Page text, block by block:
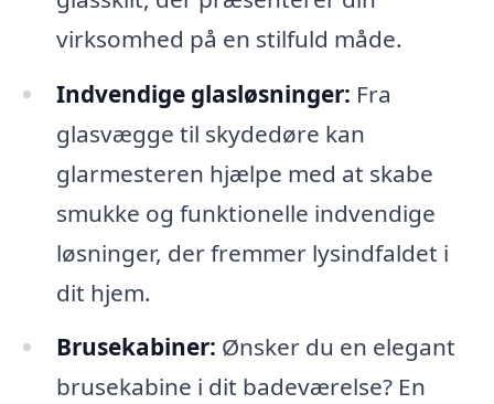
virksomhed på en stilfuld måde.
Indvendige glasløsninger: Fra
glasvægge til skydedøre kan
glarmesteren hjælpe med at skabe
smukke og funktionelle indvendige
løsninger, der fremmer lysindfaldet i
dit hjem.
Brusekabiner: Ønsker du en elegant
brusekabine i dit badeværelse? En